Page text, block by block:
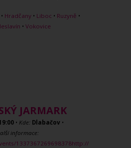
• Hradčany • Liboc • Ruzyně •
• Vokovice
JARMARK
• Kde: Dlabačov •
informace:
1337367269698378http://